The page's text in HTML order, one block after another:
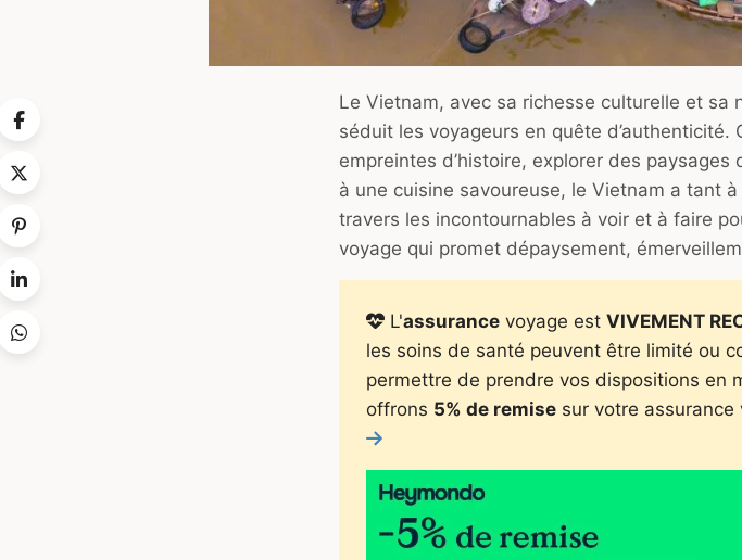
Le Vietnam, avec sa richesse culturelle et
séduit les voyageurs en quête d’authenticité.
empreintes d’histoire, explorer des
à une cuisine savoureuse, le Vietnam a tant
travers les incontournables à voir et à faire
voyage qui promet dépaysement,
L'assurance voyage est VIVEMENT
les soins de santé peuvent être limité ou
permettre de prendre vos dispositions en
offrons 5% de remise sur votre assurance